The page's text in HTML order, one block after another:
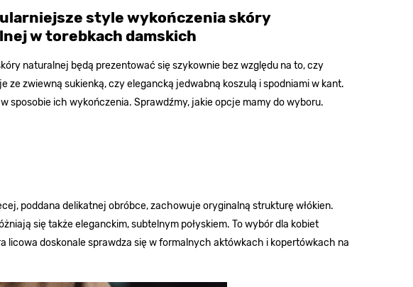
style wykończenia skóry
w torebkach damskich
naturalnej będą prezentować się szykownie bez względu na to, czy
ze zwiewną sukienką, czy elegancką jedwabną koszulą i spodniami w kant.
sposobie ich wykończenia. Sprawdźmy, jakie opcje mamy do wyboru.
poddana delikatnej obróbce, zachowuje oryginalną strukturę włókien.
się także eleganckim, subtelnym połyskiem. To wybór dla kobiet
licowa doskonale sprawdza się w formalnych aktówkach i kopertówkach na